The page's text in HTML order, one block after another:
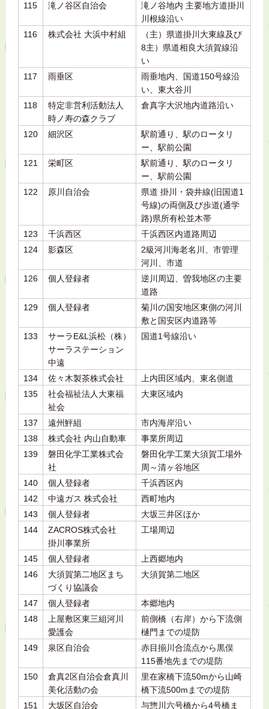
115
滝ノ谷区自治会
滝ノ谷地内 主要地方道掛川
川根線沿い
116
株式会社 大浜中村組
（主）県道掛川大東線及び
8主）県道相良大須賀線沿
い
117
雨垂区
雨垂地内、国道150号線沿
い、東大谷川
118
特定非営利活動法人
時ノ寿の森クラブ
倉真字大沢地内道路沿い
120 細沢区
駅前通り、駅のロータリ
ー、駅前公園
121
栄町区
駅前通り、駅のロータリ
ー、駅前公園
122
原川自治会
県道 掛川・袋井線(旧国道1
号線)の両側及び歩道(通学
路)県所有松並木帯
123
千浜西区
千浜西区内道路周辺
124
影森区
2級河川海老名川、市管理
河川、市道
126
個人登録者
逆川周辺、曽我地区の主要
道路
129
個人登録者
菊川の国安地区東側の河川
敷と国安区内道路等
133
サーラE&L浜松（株）
サーラステーション
中遠
国道1号線沿い
134 佐々木製茶株式会社
上内田区域内、東名側道
135
社会福祉法人大東福
祉会
大東区域内
137 遠州鮃組
市内海岸沿い
138
株式会社 内山自動車
事業所周辺
139
磐田化学工業株式会
社
磐田化学工業大須賀工場外
周～清ヶ谷地区
140
個人登録者
千浜西区内
142
中遠ガス 株式会社
西町地内
143
個人登録者
大坂三井区ほか
144
ZACROS株式会社
掛川事業所
工場周辺
145 個人登録者
上西郷地内
146
大須賀第二地区まち
づくり協議会
大須賀第二地区
147 個人登録者
本郷地内
148
上屋敷区東三組河川
愛護会
前側橋（右岸）から下流側
樋門までの堤防
149
泉区自治会
赤目揃川合流点から黒俣
115番地先までの堤防
150
倉真2区自治会倉真川
美化活動の会
里在家橋下流50mから山崎
橋下流500mまでの堤防
151
大坂区自治会
与惣川六号橋から4号橋ま